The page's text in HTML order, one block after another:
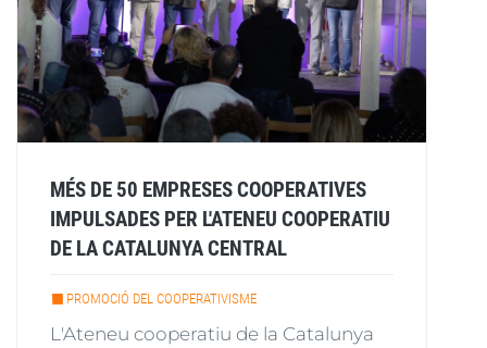
MÉS DE 50 EMPRESES COOPERATIVES
IMPULSADES PER L'ATENEU COOPERATIU
DE LA CATALUNYA CENTRAL
PROMOCIÓ DEL COOPERATIVISME
L'Ateneu cooperatiu de la Catalunya